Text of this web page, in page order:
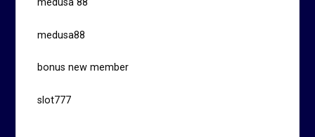
medusa 88
medusa88
bonus new member
slot777